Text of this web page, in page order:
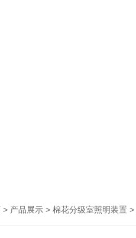
> 产品展示 > 棉花分级室照明装置 >